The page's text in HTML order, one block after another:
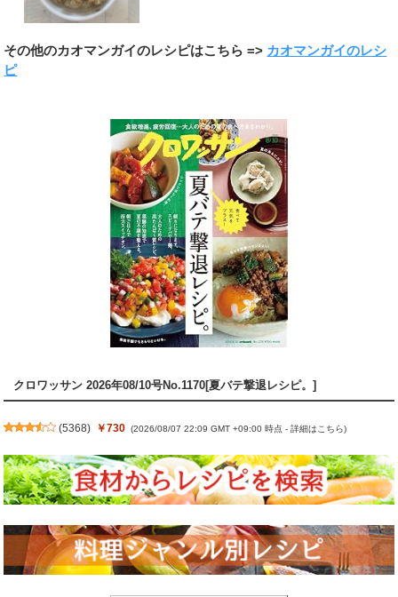
その他のカオマンガイのレシピはこちら => カオマンガイのレシ
ピ
クロワッサン 2026年08/10号No.1170[夏バテ撃退レシピ。]
(5368) ￥730 (2026/08/07 22:09 GMT +09:00 時点 -詳細はこちら)